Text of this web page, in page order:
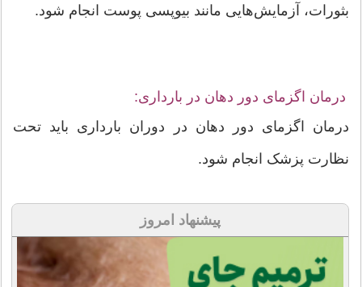
بثورات، آزمایش‌هایی مانند بیوپسی پوست انجام شود.
درمان اگزمای دور دهان در بارداری:
درمان اگزمای دور دهان در دوران بارداری باید تحت
نظارت پزشک انجام شود.
پیشنهاد امروز